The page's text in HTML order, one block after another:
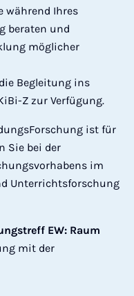
während Ihres
beraten und
möglicher
Begleitung ins
Z zur Verfügung.
ist für
Sie bei der
im
Unterrichtsforschung
EW: Raum
mit der